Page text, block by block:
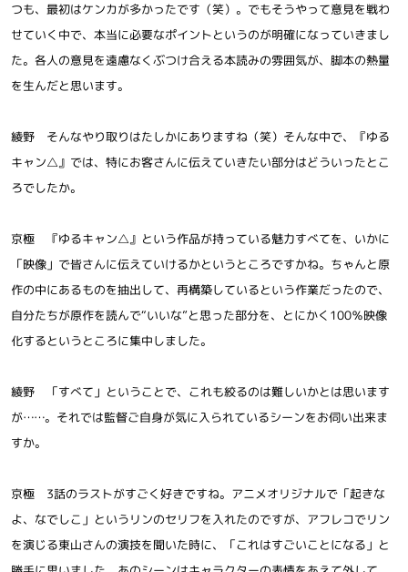
つも、最初はケンカが多かったです（笑）。でもそうやって意見を戦わ
せていく中で、本当に必要なポイントというのが明確になっていきまし
た。各人の意見を遠慮なくぶつけ合える本読みの雰囲気が、脚本の熱量
を生んだと思います。
綾野 そんなやり取りはたしかにありますね（笑）そんな中で、『ゆる
キャン△』では、特にお客さんに伝えていきたい部分はどういったとこ
ろでしたか。
京極 『ゆるキャン△』という作品が持っている魅力すべてを、いかに
「映像」で皆さんに伝えていけるかというところですかね。ちゃんと原
作の中にあるものを抽出して、再構築しているという作業だったので、
自分たちが原作を読んで“いいな”と思った部分を、とにかく100％映像
化するというところに集中しました。
綾野 「すべて」ということで、これも絞るのは難しいかとは思います
が……。それでは監督ご自身が気に入られているシーンをお伺い出来ま
すか。
京極 3話のラストがすごく好きですね。アニメオリジナルで「起きな
よ、なでしこ」というリンのセリフを入れたのですが、アフレコでリン
を演じる東山さんの演技を聞いた時に、「これはすごいことになる」と